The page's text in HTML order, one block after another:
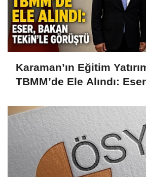
Karaman’ın Eğitim
TBMM’de Ele Alındı: